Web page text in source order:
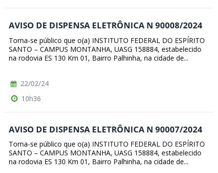
AVISO DE DISPENSA ELETRÔNICA N 90008/2024
Torna-se público que o(a) INSTITUTO FEDERAL DO ESPÍRITO
SANTO – CAMPUS MONTANHA, UASG 158884, estabelecido
na rodovia ES 130 Km 01, Bairro Palhinha, na cidade de...
22/02/24
10h36
AVISO DE DISPENSA ELETRÔNICA N 90007/2024
Torna-se público que o(a) INSTITUTO FEDERAL DO ESPÍRITO
SANTO – CAMPUS MONTANHA, UASG 158884, estabelecido
na rodovia ES 130 Km 01, Bairro Palhinha, na cidade de...